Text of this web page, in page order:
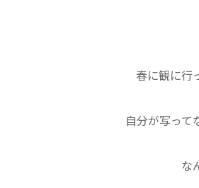
春に観に行
自分が写って
な